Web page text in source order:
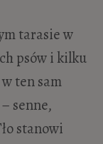
tarasie w
psów i kilku
ten sam
senne,
stanowi